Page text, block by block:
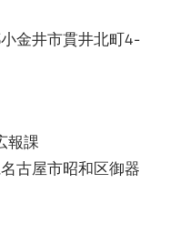
金井市貫井北町4-
報課
古屋市昭和区御器